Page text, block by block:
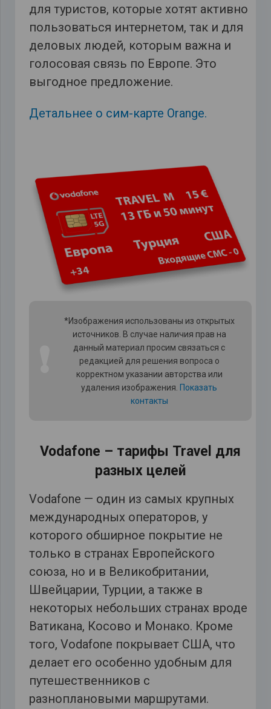
для туристов, которые хотят активно
пользоваться интернетом, так и для
деловых людей, которым важна и
голосовая связь по Европе. Это
выгодное предложение.
Детальнее о сим-карте Orange.
*Изображения использованы из открытых
источников. В случае наличия прав на
данный материал просим связаться с
редакцией для решения вопроса о
корректном указании авторства или
удаления изображения. Показать
контакты
Vodafone – тарифы Travel для
разных целей
Vodafone — один из самых крупных
международных операторов, у
которого обширное покрытие не
только в странах Европейского
союза, но и в Великобритании,
Швейцарии, Турции, а также в
некоторых небольших странах вроде
Ватикана, Косово и Монако. Кроме
того, Vodafone покрывает США, что
делает его особенно удобным для
путешественников с
разноплановыми маршрутами.